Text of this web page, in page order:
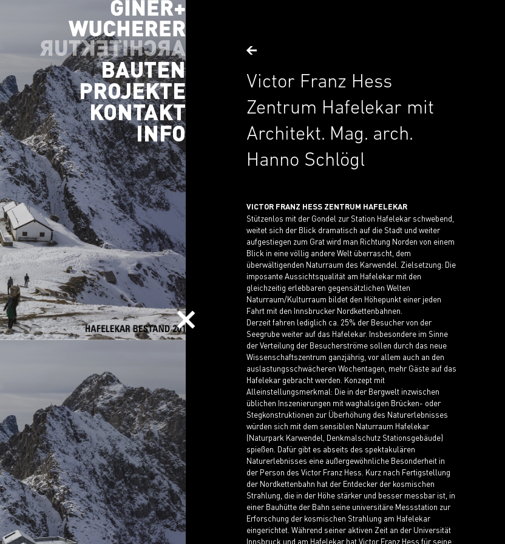
BAUTEN
PROJEKTE
KONTAKT
INFO
Victor Franz Hess
Zentrum Hafelekar mit
Architekt. Mag. arch.
Hanno Schlögl
VICTOR FRANZ HESS ZENTRUM HAFELEKAR
Stützenlos mit der Gondel zur Station Hafelekar schwebend,
weitet sich der Blick dramatisch auf die Stadt und weiter
aufgestiegen zum Grat wird man Richtung Norden von einem
Blick in eine völlig andere Welt überrascht, dem
überwältigenden Naturraum des Karwendel. Zielsetzung: Die
imposante Aussichtsqualität am Hafelekar mit den
gleichzeitig erlebbaren gegensätzlichen Welten
Naturraum/Kulturraum bildet den Höhepunkt einer jeden
Fahrt mit den Innsbrucker Nordkettenbahnen.
Derzeit fahren lediglich ca. 25% der Besucher von der
Seegrube weiter auf das Hafelekar. Insbesondere im Sinne
der Verteilung der Besucherströme sollen durch das neue
Wissenschaftszentrum ganzjährig, vor allem auch an den
auslastungsschwächeren Wochentagen, mehr Gäste auf das
Hafelekar gebracht werden. Konzept mit
Alleinstellungsmerkmal: Die in der Bergwelt inzwischen
üblichen Inszenierungen mit waghalsigen Brücken- oder
Stegkonstruktionen zur Überhöhung des Naturerlebnisses
würden sich mit dem sensiblen Naturraum Hafelekar
(Naturpark Karwendel, Denkmalschutz Stationsgebäude)
spießen. Dafür gibt es abseits des spektakulären
Naturerlebnisses eine außergewöhnliche Besonderheit in
der Person des Victor Franz Hess. Kurz nach Fertigstellung
der Nordkettenbahn hat der Entdecker der kosmischen
Strahlung, die in der Höhe stärker und besser messbar ist, in
einer Bauhütte der Bahn seine universitäre Messstation zur
Erforschung der kosmischen Strahlung am Hafelekar
eingerichtet. Während seiner aktiven Zeit an der Universität
Innsbruck und am Hafelekar hat Victor Franz Hess für seine